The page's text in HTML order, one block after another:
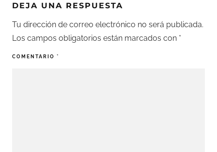
DEJA UNA RESPUESTA
Tu dirección de correo electrónico no será publicada.
Los campos obligatorios están marcados con *
COMENTARIO *